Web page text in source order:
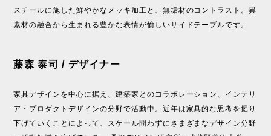
スチールに施した鮮やかなメッキ加工と、無垢材のコントラスト。異
素材の融合から生まれる豊かな表情が愉しいサイドテーブルです。
藤森 泰司 / デザイナー
家具デザインを中心に据え、建築家とのコラボレーション、インテリ
ア・プロダクトデザインの分野で活動中。近年は家具的な思考を掘り
下げていくことによって、スケール問わずにさまざまなデザイン分野